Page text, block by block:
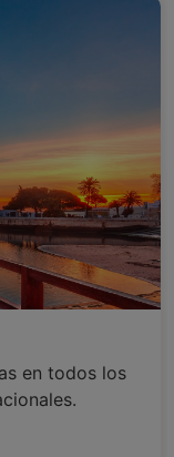
en todos los